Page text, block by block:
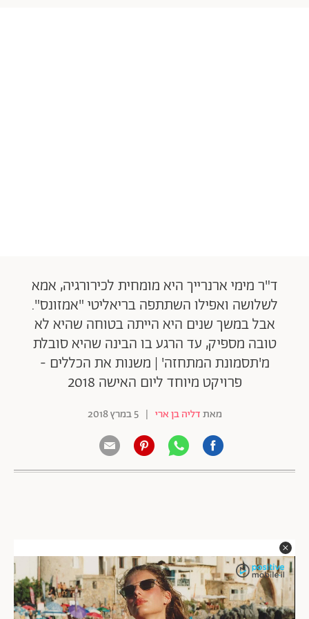
ד"ר מימי ארנרייך היא מומחית לכירורגיה, אמא
לשלושה ואפילו השתתפה בריאליטי "אמזונס".
אבל במשך שנים היא הייתה בטוחה שהיא לא
טובה מספיק, עד הרגע בו הבינה שהיא סובלת
מ'תסמונת המתחזה' | משנות את הכללים -
פרויקט מיוחד ליום האישה 2018
מאתדליה בן ארי | 5 במרץ 2018